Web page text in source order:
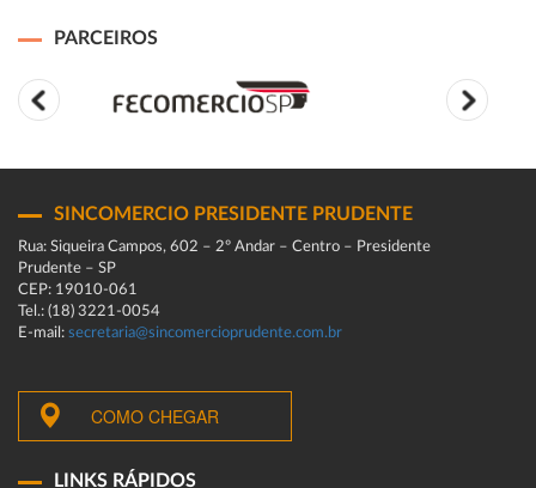
PARCEIROS
SINCOMERCIO PRESIDENTE PRUDENTE
Rua: Siqueira Campos, 602 – 2º Andar – Centro – Presidente
Prudente – SP
CEP: 19010-061
Tel.: (18) 3221-0054
E-mail: secretaria@sincomercioprudente.com.br
COMO CHEGAR
LINKS RÁPIDOS